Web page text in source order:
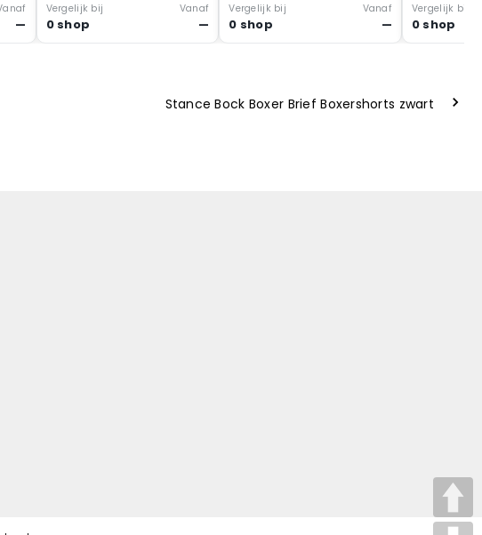
—
Vergelijk bij
0 shop
Vanaf
—
Vergelijk bij
0 shop
Vanaf
—
Vergelijk bij
0 shop
Stance Bock Boxer Brief Boxershorts zwart